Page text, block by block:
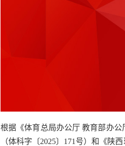
根据《体育总局办公厅 教育部办公
（体科字〔2025〕171号）和《陕